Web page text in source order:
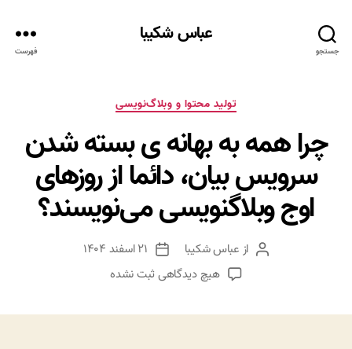
جستجو
عباس شکیبا
فهرست
دسته‌ها
تولید محتوا و وبلاگ‌نویسی
چرا همه به بهانه ی بسته شدن
سرویس بیان، دائما از روزهای
اوج وبلاگنویسی می‌نویسند؟
نویسنده
نوشته
از عباس شکیبا
تاریخ
نوشته
۲۱ اسفند ۱۴۰۴
هیچ دیدگاهیبرای
ثبت نشده